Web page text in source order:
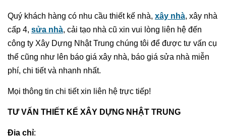
Quý khách hàng có nhu cầu thiết kế nhà, xây nhà, xây nhà
cấp 4, sửa nhà, cải tạo nhà cũ xin vui lòng liên hệ đến
công ty Xây Dựng Nhật Trung chúng tôi để được tư vấn cụ
thể cũng như lên báo giá xây nhà, báo giá sửa nhà miễn
phí, chi tiết và nhanh nhất.
Mọi thông tin chi tiết xin liên hệ trực tiếp!
TƯ VẤN THIẾT KẾ XÂY DỰNG NHẬT TRUNG
Địa chỉ: